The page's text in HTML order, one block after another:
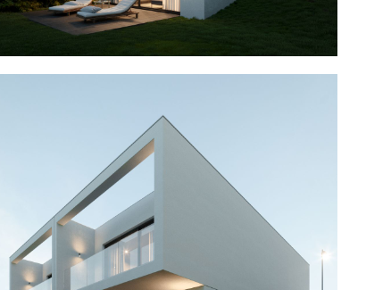
Moradia na Maia